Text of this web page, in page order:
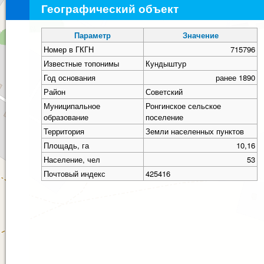
Географический объект
Параметр
Значение
Номер в ГКГН
715796
Известные топонимы
Кундыштур
Год основания
ранее 1890
Район
Советский
Муниципальное
образование
Ронгинское сельское
поселение
Территория
Земли населенных пунктов
Площадь, га
10,16
Население, чел
53
Почтовый индекс
425416